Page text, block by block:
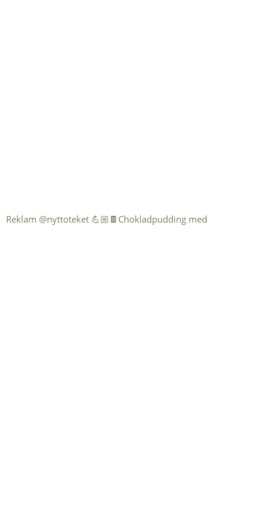
Reklam @nyttoteket 💪🏼🍫Chokladpudding med